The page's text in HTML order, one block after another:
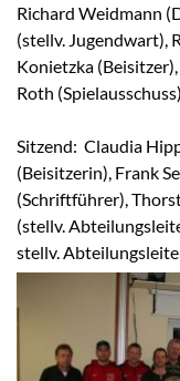
Richard Weidmann
(stellv. Jugendwart),
Konietzka
Roth (Spielausschuss).
Sitzend: Claudia
(Beisitzerin), Frank
(Schriftführer),
(stellv.
stellv.